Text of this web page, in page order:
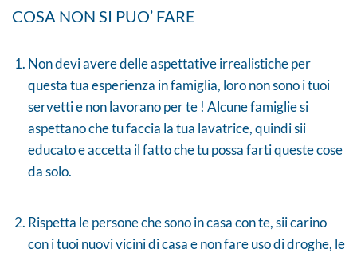
COSA NON SI PUO’ FARE
Non devi avere delle aspettative irrealistiche per
questa tua esperienza in famiglia, loro non sono i tuoi
servetti e non lavorano per te ! Alcune famiglie si
aspettano che tu faccia la tua lavatrice, quindi sii
educato e accetta il fatto che tu possa farti queste cose
da solo.
Rispetta le persone che sono in casa con te, sii carino
con i tuoi nuovi vicini di casa e non fare uso di droghe, le